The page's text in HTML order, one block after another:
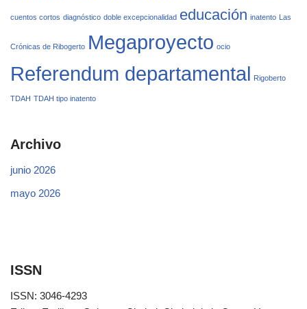
cuentos cortos diagnóstico doble excepcionalidad educación inatento Las
Crónicas de Ribogerto Megaproyecto ocio
Referendum departamental Rigoberto
TDAH TDAH tipo inatento
Archivo
junio 2026
mayo 2026
ISSN
ISSN: 3046-4293